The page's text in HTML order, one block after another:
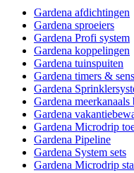
Gardena afdichtingen
Gardena sproeiers
Gardena Profi system
Gardena koppelingen
Gardena tuinspuiten
Gardena timers &
Gardena
Gardena
Gardena
Gardena Microdrip
Gardena Pipeline
Gardena System sets
Gardena Microdrip